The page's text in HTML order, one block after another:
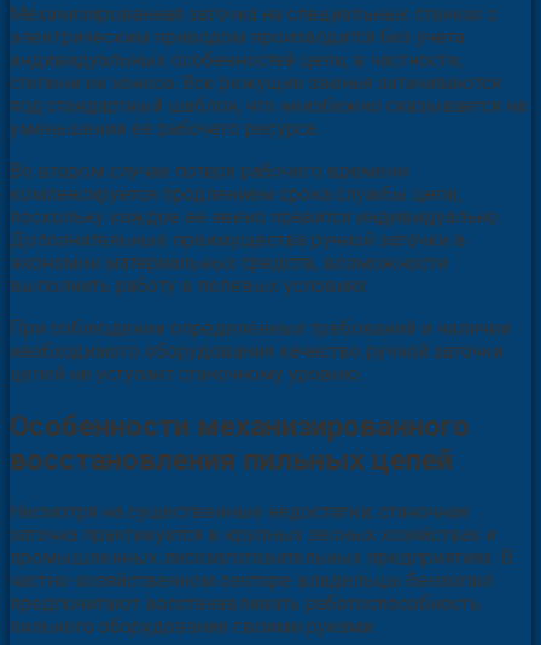
Механизированная заточка на специальных станках с
электрическим приводом производится без учета
индивидуальных особенностей цепи, в частности,
степени ее износа. Все режущие звенья затачиваются
под стандартный шаблон, что неизбежно сказывается на
уменьшении ее рабочего ресурса.
Во втором случае потеря рабочего времени
компенсируется продлением срока службы цепи,
поскольку каждое ее звено правится индивидуально.
Дополнительные преимущества ручной заточки в
экономии материальных средств, возможности
выполнить работу в полевых условиях.
При соблюдении определенных требований и наличии
необходимого оборудования качество ручной заточки
цепей не уступает станочному уровню.
Особенности механизированного
восстановления пильных цепей
Несмотря на существенные недостатки, станочная
заточка практикуется в крупных лесных хозяйствах и
промышленных лесозаготовительных предприятиях. В
частно-хозяйственном секторе владельцы бензопил
предпочитают восстанавливать работоспособность
пильного оборудования своими руками.